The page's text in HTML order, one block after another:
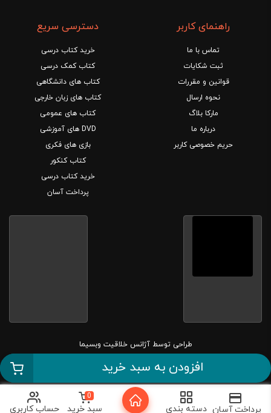
افزودن به سبد خرید
راهنمای کاربر
تماس با ما
ثبت شکایات
قوانین و مقررات
نحوه ارسال
مارکا بلاگ
درباره ما
حریم خصوصی کاربر
دسترسی سریع
خرید کتاب درسی
کتاب کمک درسی
کتاب های دانشگاهی
کتاب های زبان خارجی
کتاب های عمومی
DVD های آموزشی
بازی های فکری
کتاب کنکور
خرید کتاب درسی
پرداخت آسان
طراحی توسطآژانس خلاقیت وبسیما
کلیه حقوق این سایت متعلق به بانک کتاب مارکا می باشد.
پرداخت آسان دسته بندی
0
سبد خرید حساب کاربری